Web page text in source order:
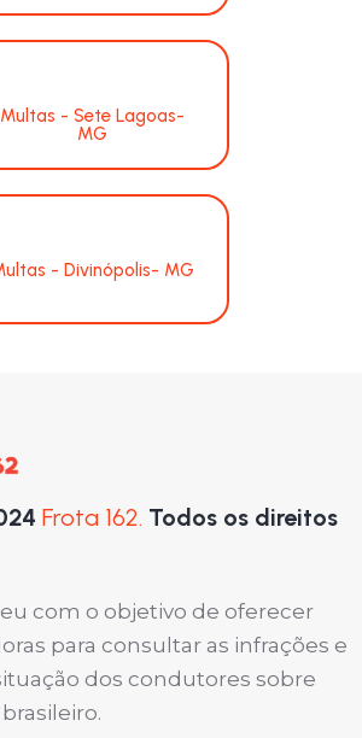
Multas - Sete Lagoas-
MG
- Divinópolis- MG
Frota 162. Todos os direitos
com o objetivo de oferecer
para consultar as infrações e
dos condutores sobre